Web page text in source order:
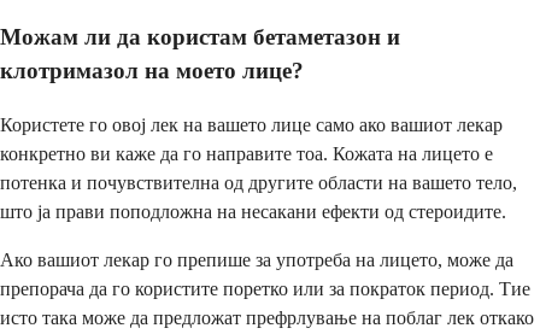
Можам ли да користам бетаметазон и
клотримазол на моето лице?
Користете го овој лек на вашето лице само ако вашиот лекар
конкретно ви каже да го направите тоа. Кожата на лицето е
потенка и почувствителна од другите области на вашето тело,
што ја прави поподложна на несакани ефекти од стероидите.
Ако вашиот лекар го препише за употреба на лицето, може да
препорача да го користите поретко или за пократок период. Тие
исто така може да предложат префрлување на поблаг лек откако